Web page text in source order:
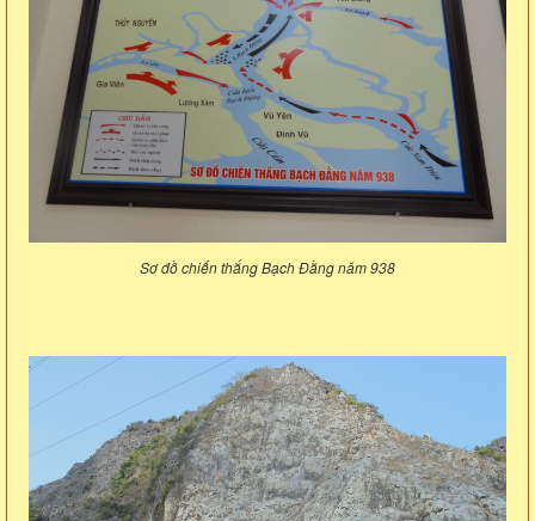
Sơ đồ chiến thắng Bạch Đằng năm 938